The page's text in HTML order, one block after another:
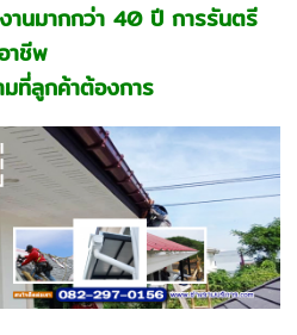
านมากกว่า 40 ปี การรันตรี
าชีพ
ที่ลูกค้าต้องการ